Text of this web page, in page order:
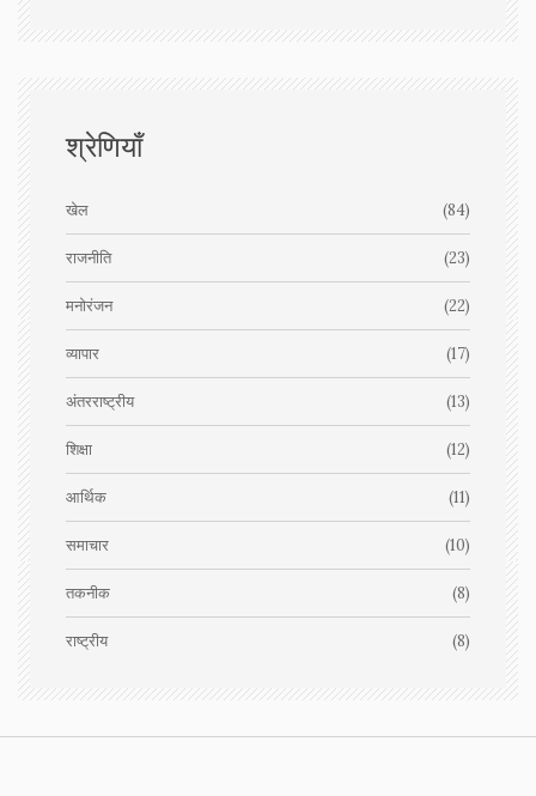
श्रेणियाँ
खेल (84)
राजनीति (23)
मनोरंजन (22)
व्यापार (17)
अंतरराष्ट्रीय (13)
शिक्षा (12)
आर्थिक (11)
समाचार (10)
तकनीक (8)
राष्ट्रीय (8)